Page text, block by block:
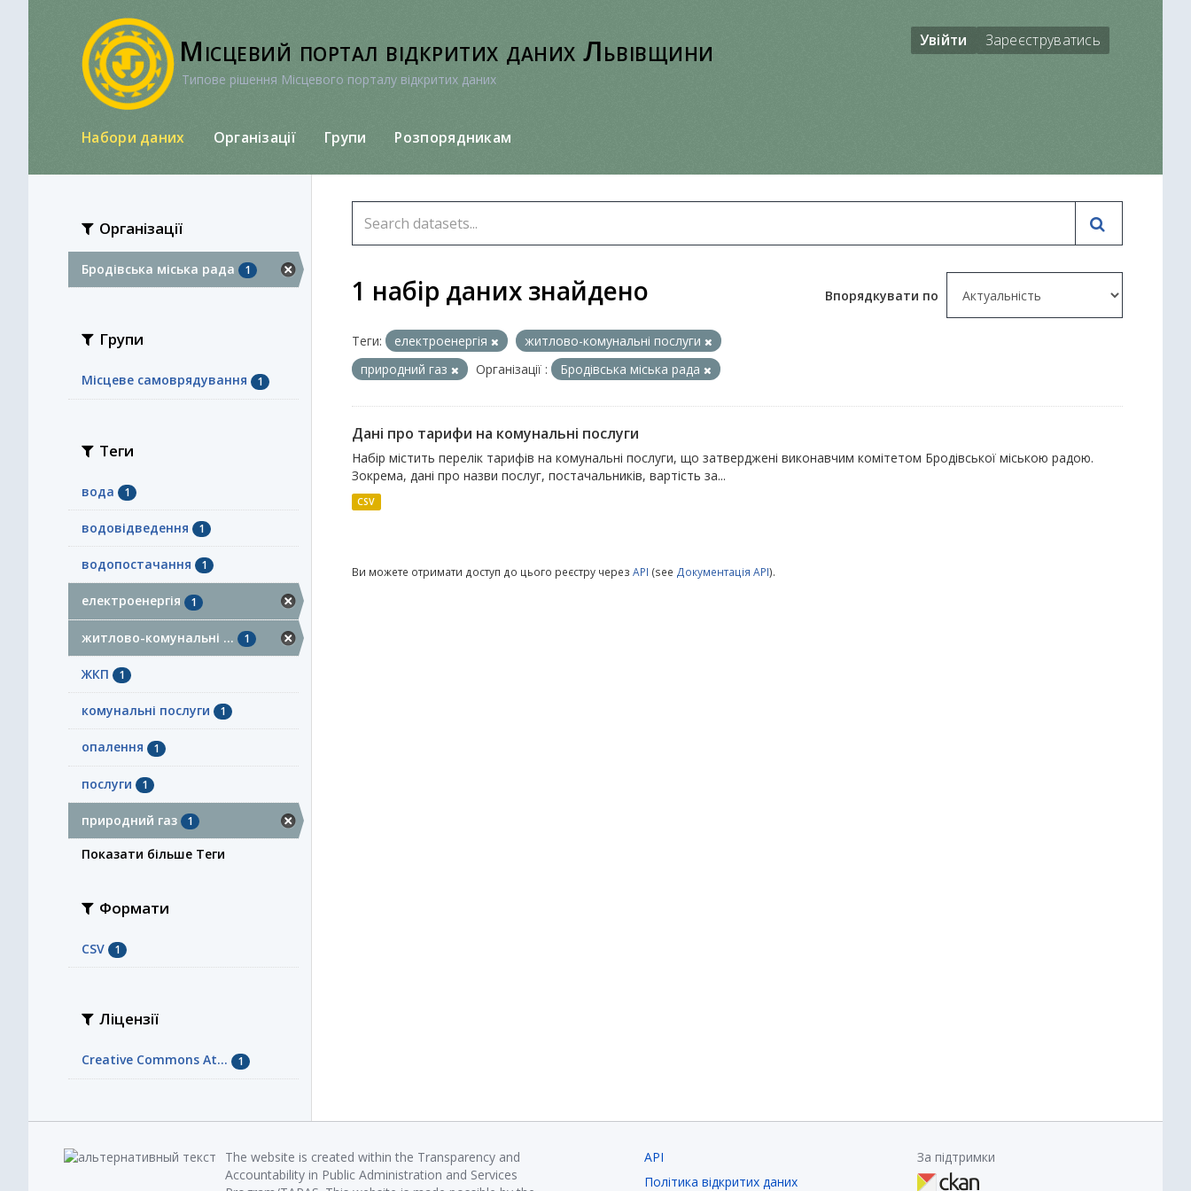
Місцевий портал відкритих даних Львівщини
Типове рішення Місцевого порталу відкритих даних
Увійти Зареєструватись
Набори даних Організації Групи Розпорядникам
Організації
Бродівська міська рада 1
Групи
Місцеве самоврядування 1
Теги
вода 1
водовідведення 1
водопостачання 1
електроенергія 1
житлово-комунальні ... 1
ЖКП 1
комунальні послуги 1
опалення 1
послуги 1
природний газ 1
Показати більше Теги
Формати
CSV 1
Ліцензії
Creative Commons At... 1
Впорядкувати по
1 набір даних знайдено
Теги: електроенергія
житлово-комунальні послуги
природний газ
Організації : Бродівська міська рада
Дані про тарифи на комунальні послуги
Набір містить перелік тарифів на комунальні послуги, що затверджені виконавчим комітетом Бродівської міською радою.
Зокрема, дані про назви послуг, постачальників, вартість за...
CSV
Ви можете отримати доступ до цього реєстру через API (see Документація API).
The website is created within the Transparency and
Accountability in Public Administration and Services
API
Політика відкритих даних
За підтримки